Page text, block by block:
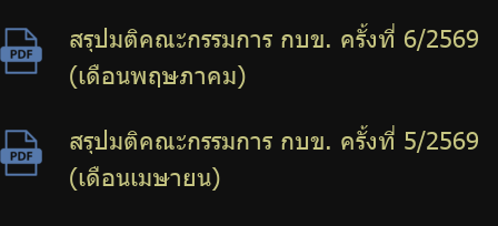
สรุปมติคณะกรรมการ กบข. ครั้งที่ 6/2569
(เดือนพฤษภาคม)
สรุปมติคณะกรรมการ กบข. ครั้งที่ 5/2569
(เดือนเมษายน)